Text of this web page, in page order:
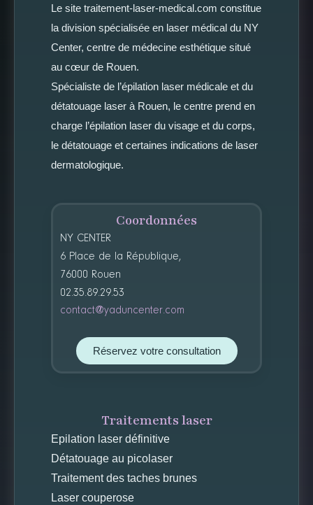
Le site traitement-laser-medical.com constitue
la division spécialisée en laser médical du NY
Center, centre de médecine esthétique situé
au cœur de Rouen.
Spécialiste de l’épilation laser médicale et du
détatouage laser à Rouen, le centre prend en
charge l’épilation laser du visage et du corps,
le détatouage et certaines indications de laser
dermatologique.
Coordonnées
NY CENTER
6 Place de la République,
76000 Rouen
02.35.89.29.53
contact@yaduncenter.com
Réservez votre consultation
Traitements laser
Epilation laser définitive
Détatouage au picolaser
Traitement des taches brunes
Laser couperose